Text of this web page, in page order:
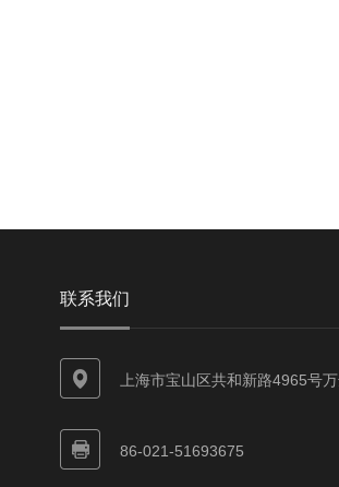
联系我们
上海市宝山区共和新路4965号
86-021-51693675